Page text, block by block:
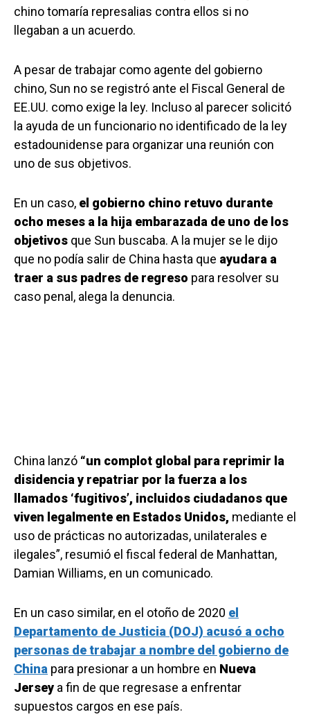
chino tomaría represalias contra ellos si no
llegaban a un acuerdo.
A pesar de trabajar como agente del gobierno
chino, Sun no se registró ante el Fiscal General de
EE.UU. como exige la ley. Incluso al parecer solicitó
la ayuda de un funcionario no identificado de la ley
estadounidense para organizar una reunión con
uno de sus objetivos.
En un caso, el gobierno chino retuvo durante
ocho meses a la hija embarazada de uno de los
objetivos que Sun buscaba. A la mujer se le dijo
que no podía salir de China hasta que ayudara a
traer a sus padres de regreso para resolver su
caso penal, alega la denuncia.
China lanzó “un complot global para reprimir la
disidencia y repatriar por la fuerza a los
llamados ‘fugitivos’, incluidos ciudadanos que
viven legalmente en Estados Unidos, mediante el
uso de prácticas no autorizadas, unilaterales e
ilegales”, resumió el fiscal federal de Manhattan,
Damian Williams, en un comunicado.
En un caso similar, en el otoño de 2020 el
Departamento de Justicia (DOJ) acusó a ocho
personas de trabajar a nombre del gobierno de
China para presionar a un hombre en Nueva
Jersey a fin de que regresase a enfrentar
supuestos cargos en ese país.